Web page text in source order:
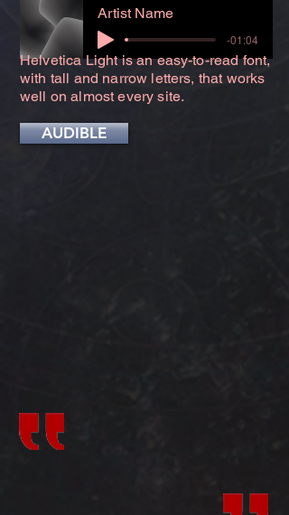
Artist Name
-01:04
Helvetica Light is an easy-to-read font,
with tall and narrow letters, that works
well on almost every site.
AUDIBLE